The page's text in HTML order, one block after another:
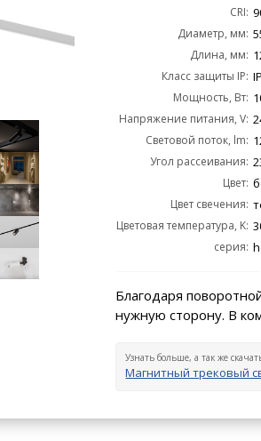
CRI:
Диаметр, мм:
Длина, мм:
Класс защиты IP:
Мощность, Вт:
Напряжение питания, V:
Световой поток, lm:
Угол рассеивания:
Цвет:
Цвет свечения:
Цветовая температура, K:
серия:
Благодаря
нужную сторону. В
Узнать больше, а так же
Магнитный трековый